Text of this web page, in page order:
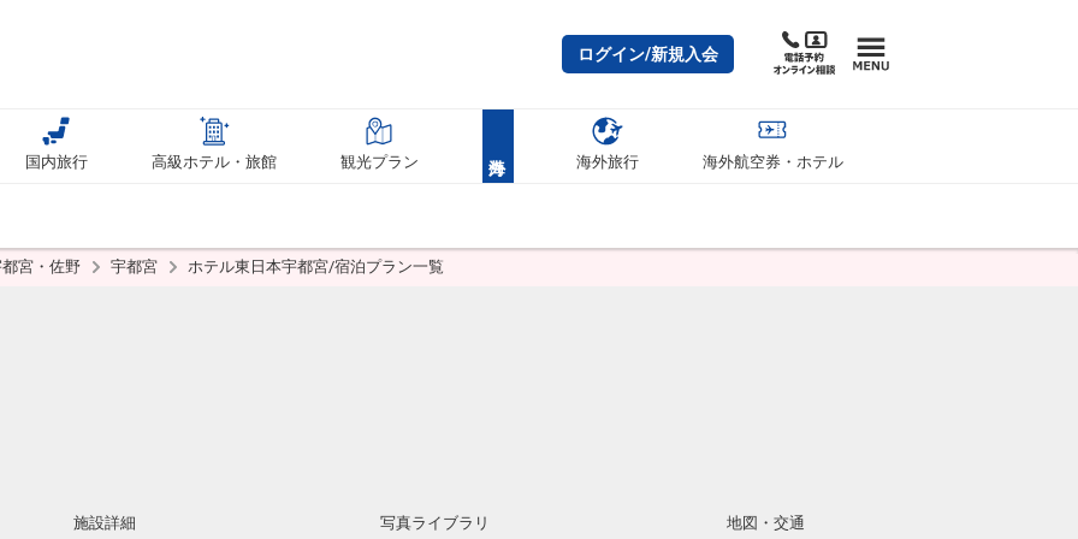
ログイン/新規入会
国内旅行 高級ホテル・旅館 観光プラン 海外旅行 海外航空券・ホテル
宮・佐野 宇都宮 ホテル東日本宇都宮/宿泊プラン一覧
施設詳細 写真ライブラリ 地図・交通